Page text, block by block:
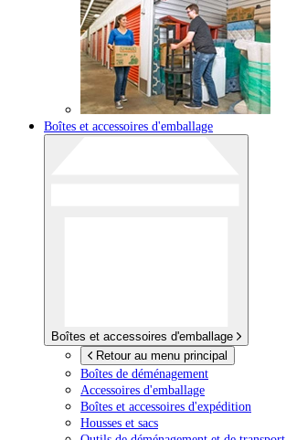
Boîtes et accessoires d'emballage
Boîtes et accessoires d'emballage
Retour au menu principal
Boîtes de déménagement
Accessoires d'emballage
Boîtes et accessoires d'expédition
Housses et sacs